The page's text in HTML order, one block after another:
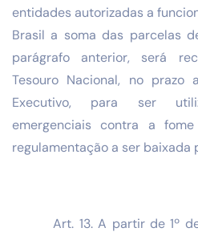
entidades autorizadas a
Brasil a soma das parcelas
parágrafo anterior, será
Tesouro Nacional, no
Executivo, para ser
emergenciais contra a
regulamentação a ser baixada
Art. 13. A partir de 1º de